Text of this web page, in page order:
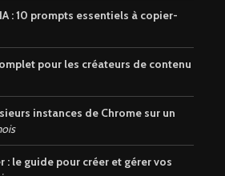
: 10 prompts essentiels à copier-
pour les créateurs de contenu
instances de Chrome sur un
: le guide pour créer et gérer vos